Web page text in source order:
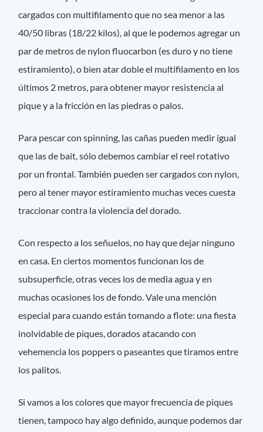
cargados con multifilamento que no sea menor a las
40/50 libras (18/22 kilos), al que le podemos agregar un
par de metros de nylon fluocarbon (es duro y no tiene
estiramiento), o bien atar doble el multifilamento en los
últimos 2 metros, para obtener mayor resistencia al
pique y a la fricción en las piedras o palos.
Para pescar con spinning, las cañas pueden medir igual
que las de bait, sólo debemos cambiar el reel rotativo
por un frontal. También pueden ser cargados con nylon,
pero al tener mayor estiramiento muchas veces cuesta
traccionar contra la violencia del dorado.
Con respecto a los señuelos, no hay que dejar ninguno
en casa. En ciertos momentos funcionan los de
subsuperficie, otras veces los de media agua y en
muchas ocasiones los de fondo. Vale una mención
especial para cuando están tomando a flote: una fiesta
inolvidable de piques, dorados atacando con
vehemencia los poppers o paseantes que tiramos entre
los palitos.
Si vamos a los colores que mayor frecuencia de piques
tienen, tampoco hay algo definido, aunque podemos dar